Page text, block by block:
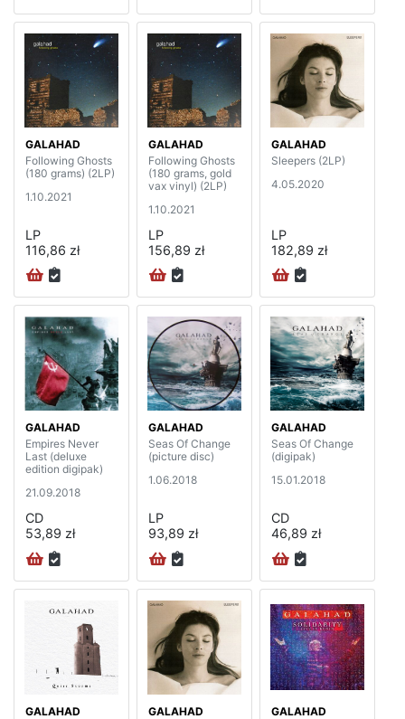
GALAHAD
Following Ghosts
(180 grams) (2LP)
1.10.2021
LP
116,86 zł
GALAHAD
Following Ghosts
(180 grams, gold
vax vinyl) (2LP)
1.10.2021
LP
156,89 zł
GALAHAD
Sleepers (2LP)
4.05.2020
LP
182,89 zł
GALAHAD
Empires Never
Last (deluxe
edition digipak)
21.09.2018
CD
53,89 zł
GALAHAD
Seas Of Change
(picture disc)
1.06.2018
LP
93,89 zł
GALAHAD
Seas Of Change
(digipak)
15.01.2018
CD
46,89 zł
GALAHAD
GALAHAD
GALAHAD